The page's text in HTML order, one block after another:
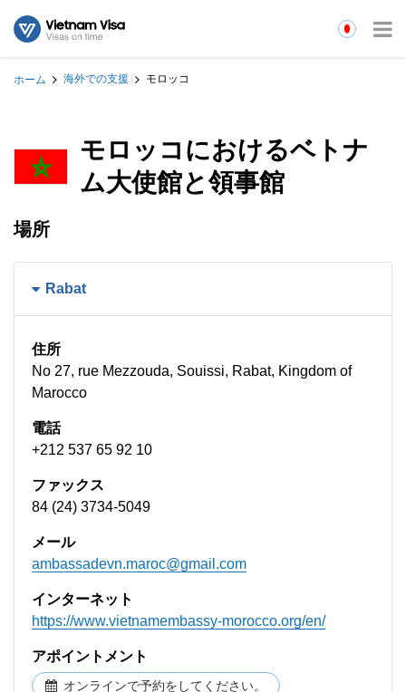
ホーム 海外での支援 モロッコ
モロッコにおけるベトナ
ム大使館と領事館
場所
Rabat
住所
No 27, rue Mezzouda, Souissi, Rabat, Kingdom of
Marocco
電話
+212 537 65 92 10
ファックス
84 (24) 3734-5049
メール
ambassadevn.maroc@gmail.com
インターネット
https://www.vietnamembassy-morocco.org/en/
アポイントメント
オンラインで予約をしてください。